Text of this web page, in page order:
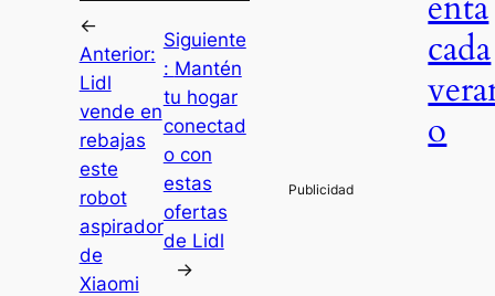
←
Anterior:
Lidl
vende en
rebajas
este
robot
aspirador
de
Xiaomi
Siguiente
: Mantén
tu hogar
conectad
o con
estas
ofertas
de Lidl
→
cada
o